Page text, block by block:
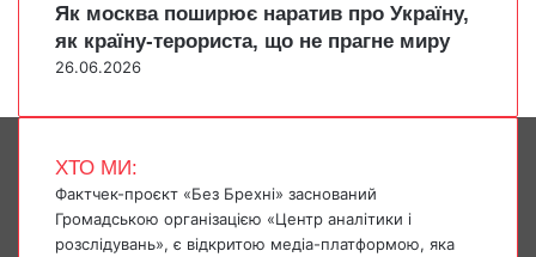
Як москва поширює наратив про Україну,
як країну-терориста, що не прагне миру
26.06.2026
ХТО МИ:
Фактчек-проєкт «Без Брехні» заснований
Громадською організацією «Центр аналітики і
розслідувань», є відкритою медіа-платформою, яка